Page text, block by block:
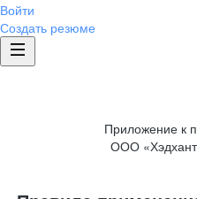
Войти
Создать резюме
Приложение к
ООО